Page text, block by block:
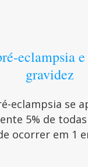
eclampsia
gravidez
eclampsia se
5% de
ocorrer em 1